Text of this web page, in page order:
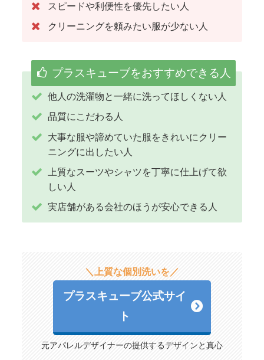
スピードや利便性を優先したい人
クリーニングを頼みたい服が少ない人
プラスキューブをおすすめできる人
他人の洗濯物と一緒に洗ってほしくない人
品質にこだわる人
大事な服や諦めていた服をきれいにクリー
ニングに出したい人
上質なスーツやシャツを丁寧に仕上げて欲
しい人
実店舗がある会社のほうが安心できる人
＼上質な個別洗いを／
プラスキューブ公式サイ
ト
元アパレルデザイナーの提供するデザインと真心